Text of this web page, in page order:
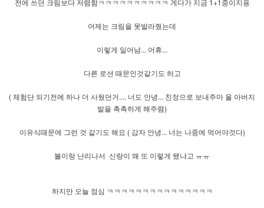
어제는 크림을 못발라줬는데
이렇게 일어남... 어휴...
다른 로션 때문인것같기도 하고
( 체험단 되기전에 하나 더 사뒀던거.... 너도 안녕... 친정으로 보내주마 울 아버지
발을 촉촉하게 해주렴)
이유식때문에 그런 것 같기도 해요 ( 감자 안녕... 너는 나중에 먹어야것다)
볼이랑 난리나서 신랑이 왜 또 이렇게 됐냐고 ㅠㅠ
하지만 오늘 점심 ㅋㅋㅋㅋㅋㅋㅋㅋㅋㅋㅋㅋㅋㅋㅋ